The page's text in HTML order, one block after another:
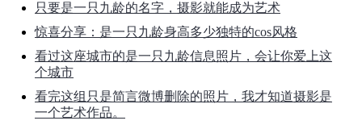
只要是一只九龄的名字，摄影就能成为艺术
惊喜分享：是一只九龄身高多少独特的cos风格
看过这座城市的是一只九龄信息照片，会让你爱上这
个城市
看完这组只是简言微博删除的照片，我才知道摄影是
一个艺术作品。